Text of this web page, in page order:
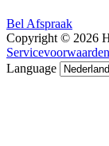
Bel Afspraak
Copyright © 2026
Servicevoorwaarden
Language